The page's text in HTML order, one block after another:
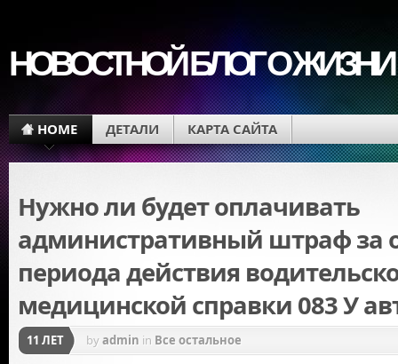
НОВОСТНОЙ БЛОГ О
HOME ДЕТАЛИ КАРТА САЙТА
Нужно ли будет оплачивать
административный штраф за
периода действия
медицинской справки 083 У
11 ЛЕТ byadmin in Все остальное